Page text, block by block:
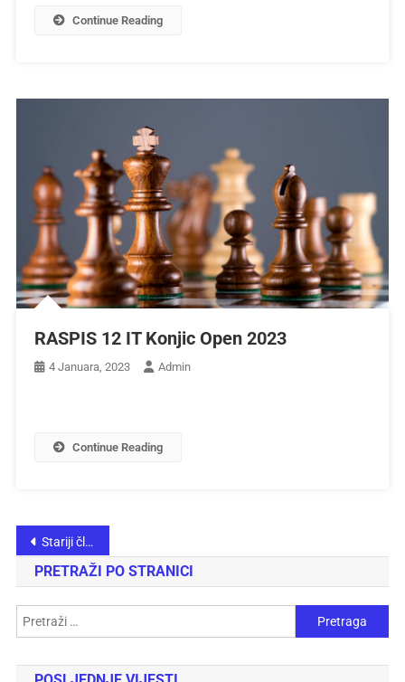
Continue Reading
RASPIS 12 IT Konjic Open 2023
4 Januara, 2023 Admin
Continue Reading
Stariji članci
PRETRAŽI PO STRANICI